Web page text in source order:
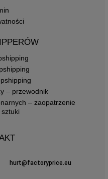
– przewodnik
– zaopatrzenie
hurt@factoryprice.eu